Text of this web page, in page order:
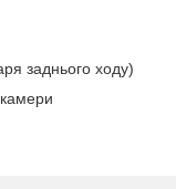
заднього ходу)